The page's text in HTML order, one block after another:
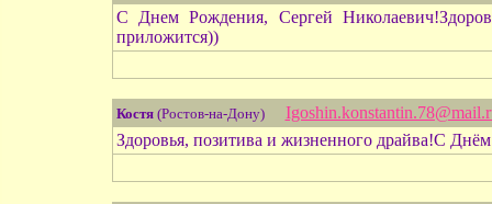
С Днем Рождения, Сергей
приложится))
Костя(Ростов-на-Дону)
Здоровья, позитива и жизненного драйва!С